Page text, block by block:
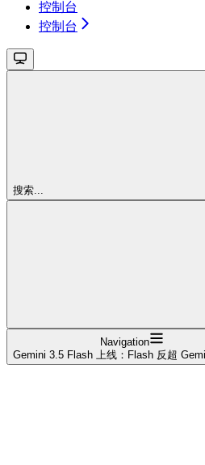
控制台
控制台
搜索...
Navigation
Gemini 3.5 Flash 上线：Flash 反超